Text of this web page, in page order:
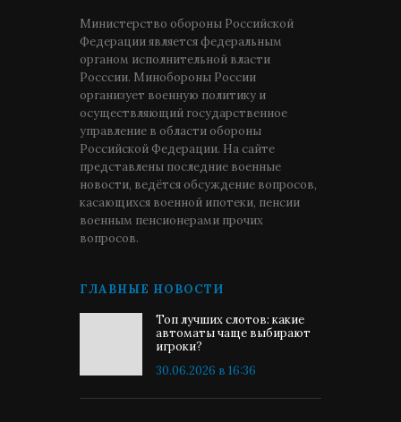
Министерство обороны Российской
Федерации является федеральным
органом исполнительной власти
Росссии. Минобороны России
организует военную политику и
осуществляющий государственное
управление в области обороны
Российской Федерации. На сайте
представлены последние военные
новости, ведётся обсуждение вопросов,
касающихся военной ипотеки, пенсии
военным пенсионерами прочих
вопросов.
ГЛАВНЫЕ НОВОСТИ
Топ лучших слотов: какие
автоматы чаще выбирают
игроки?
30.06.2026 в 16:36